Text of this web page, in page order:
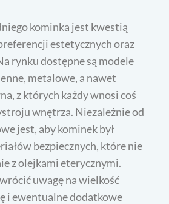
kominka jest kwestią
estetycznych oraz
rynku dostępne są modele
metalowe, a nawet
z których każdy wnosi coś
wnętrza. Niezależnie od
jest, aby kominek był
bezpiecznych, które nie
z olejkami eterycznymi.
uwagę na wielkość
i ewentualne dodatkowe